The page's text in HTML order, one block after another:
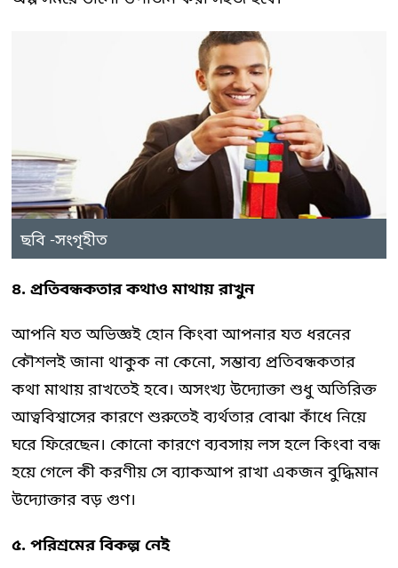
ছবি -সংগৃহীত
৪. প্রতিবন্ধকতার কথাও মাথায় রাখুন
আপনি যত অভিজ্ঞই হোন কিংবা আপনার যত ধরনের
কৌশলই জানা থাকুক না কেনো, সম্ভাব্য প্রতিবন্ধকতার
কথা মাথায় রাখতেই হবে। অসংখ্য উদ্যোক্তা শুধু অতিরিক্ত
আত্ববিশ্বাসের কারণে শুরুতেই ব্যর্থতার বোঝা কাঁধে নিয়ে
ঘরে ফিরেছেন। কোনো কারণে ব্যবসায় লস হলে কিংবা বন্ধ
হয়ে গেলে কী করণীয় সে ব্যাকআপ রাখা একজন বুদ্ধিমান
উদ্যোক্তার বড় গুণ।
৫. পরিশ্রমের বিকল্প নেই